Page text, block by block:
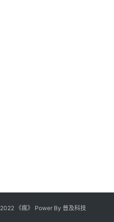
2022《瘋》 Power By 普及科技